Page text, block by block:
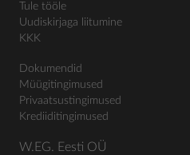
Tule tööle
Uudiskirjaga liitumine
KKK
Dokumendid
Müügitingimused
Privaatsustingimused
Krediiditingimused
W.EG. Eesti OÜ